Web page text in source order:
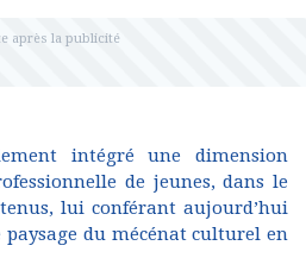
intégré une dimension
de jeunes, dans le
lui conférant aujourd’hui
du mécénat culturel en